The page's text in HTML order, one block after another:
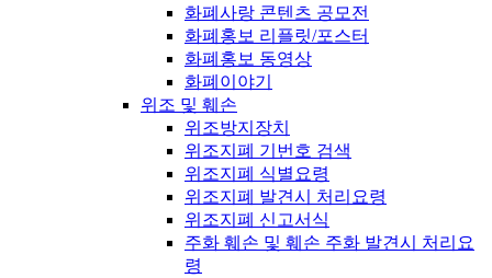
화폐사랑 콘텐츠 공모전
화폐홍보 리플릿/포스터
화폐홍보 동영상
화폐이야기
위조 및 훼손
위조방지장치
위조지폐 기번호 검색
위조지폐 식별요령
위조지폐 발견시 처리요령
위조지폐 신고서식
주화 훼손 및 훼손 주화 발견시 처리요
령